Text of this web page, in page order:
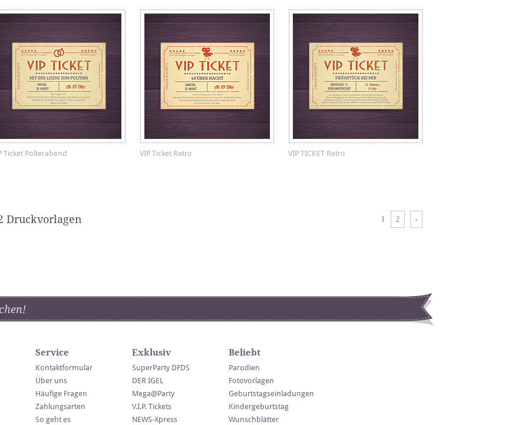
Ticket Polterabend VIP Ticket Retro VIP TICKET Retro
Druckvorlagen ›
2
1
Service
Kontaktformular
Über uns
Häufige Fragen
Zahlungsarten
So geht es
Exklusiv
SuperParty DFDS
DER IGEL
Mega@Party
V.I.P. Tickets
NEWS-Xpress
Beliebt
Parodien
Fotovorlagen
Geburtstagseinladungen
Kindergeburtstag
Wunschblätter